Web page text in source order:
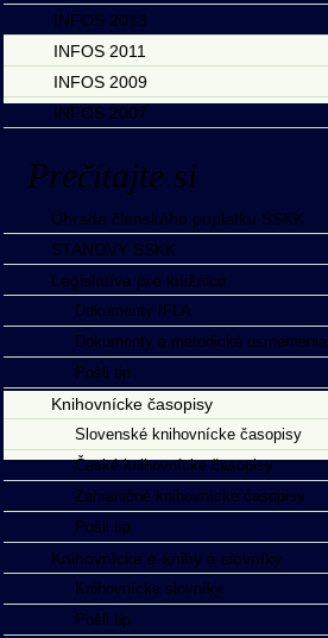
INFOS 2013
INFOS 2011
INFOS 2009
INFOS 2007
Prečítajte si
Úhrada členského poplatku SSKK
STANOVY SSKK
Legislatíva pre knižnice
Dokumenty IFLA
Dokumenty a metodické usmernenia
Pošli tip
Knihovnícke časopisy
Slovenské knihovnícke časopisy
České knihovnícke časopisy
Zahraničné knihovnícke časopisy
Pošli tip
Knihovnícke e-knihy a slovníky
Knihovnícke slovníky
Pošli tip